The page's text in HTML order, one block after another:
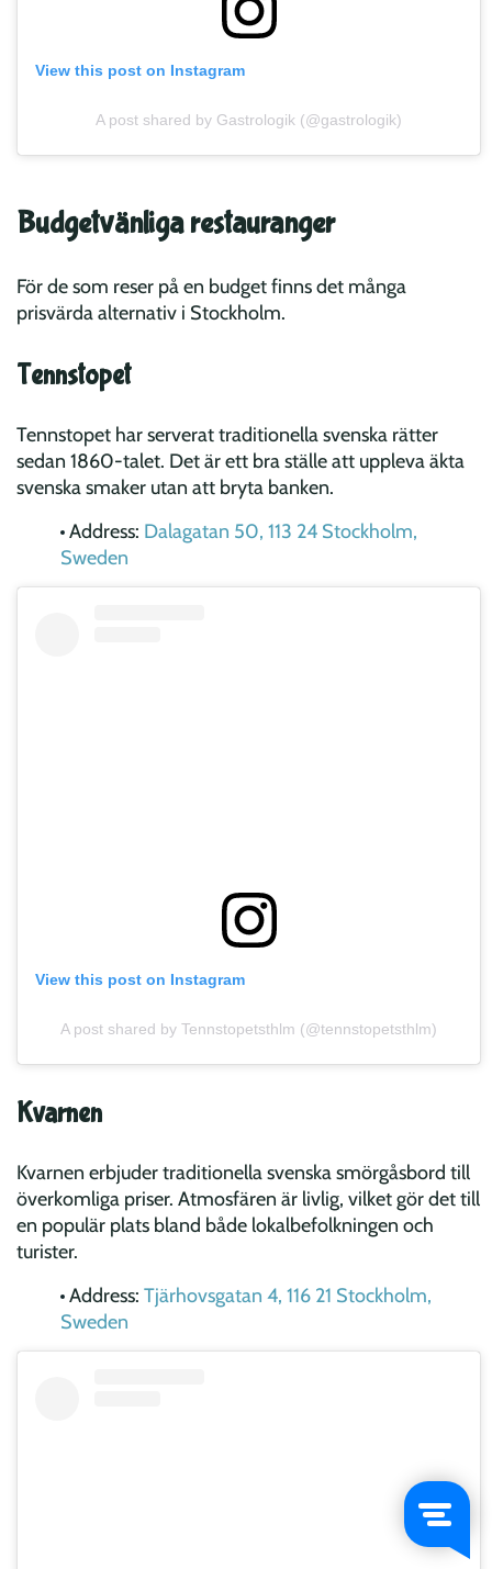
View this post on Instagram
A post shared by Gastrologik (@gastrologik)
Budgetvänliga restauranger
För de som reser på en budget finns det många
prisvärda alternativ i Stockholm.
Tennstopet
Tennstopet har serverat traditionella svenska rätter
sedan 1860-talet. Det är ett bra ställe att uppleva äkta
svenska smaker utan att bryta banken.
Address: Dalagatan 50, 113 24 Stockholm,
Sweden
View this post on Instagram
A post shared by Tennstopetsthlm (@tennstopetsthlm)
Kvarnen
Kvarnen erbjuder traditionella svenska smörgåsbord till
överkomliga priser. Atmosfären är livlig, vilket gör det till
en populär plats bland både lokalbefolkningen och
turister.
Address: Tjärhovsgatan 4, 116 21 Stockholm,
Sweden